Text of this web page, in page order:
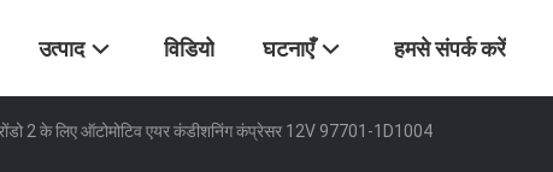
उत्पाद विडियो घटनाएँ हमसे संपर्क करें
2 के लिए ऑटोमोटिव एयर कंडीशनिंग कंप्रेसर 12V 97701-1D1004